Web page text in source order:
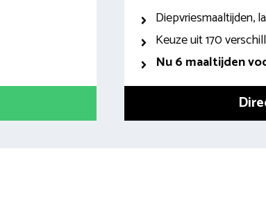
Diepvriesmaaltijden,
Keuze uit 170
Nu 6 maaltijden